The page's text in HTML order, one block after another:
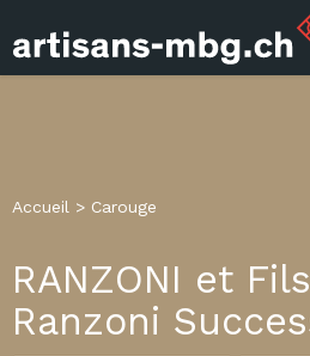
Accueil > Carouge
RANZONI et
Ranzoni